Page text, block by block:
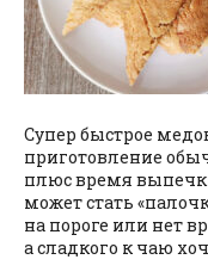
Супер быстрое
приготовление
плюс время
может стать
на пороге или нет
а сладкого к чаю